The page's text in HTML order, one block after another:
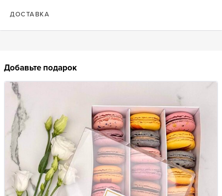
ДОСТАВКА
Добавьте подарок